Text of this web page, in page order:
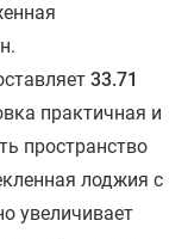
33.71
практичная и
пространство
лоджия с
увеличивает